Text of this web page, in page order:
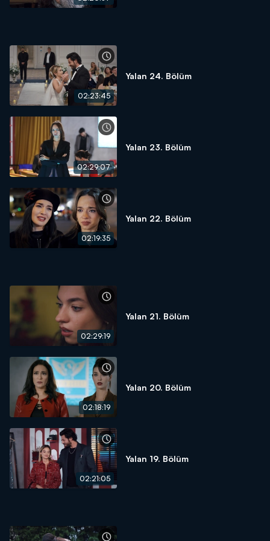
02:23:45
Yalan 24. Bölüm
02:29:07
Yalan 23. Bölüm
02:19:35
Yalan 22. Bölüm
02:29:19
Yalan 21. Bölüm
02:18:19
Yalan 20. Bölüm
02:21:05
Yalan 19. Bölüm